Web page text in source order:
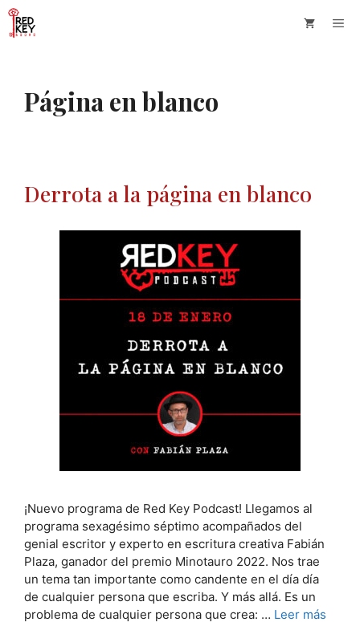
Saltar
contenido
Página en blanco
Derrota a la página en blanco
¡Nuevo programa de Red Key Podcast! Llegamos al
programa sexagésimo séptimo acompañados del
genial escritor y experto en escritura creativa Fabián
Plaza, ganador del premio Minotauro 2022. Nos trae
un tema tan importante como candente en el día día
de cualquier persona que escriba. Y más allá. Es un
problema de cualquier persona que crea: … Leer más